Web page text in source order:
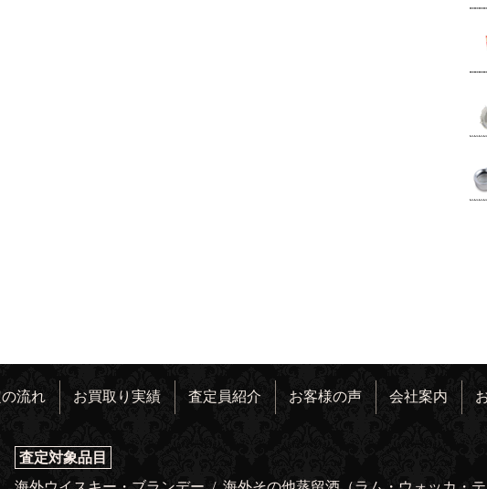
流れ お買取り実績 査定員紹介 お客様の声 会社案内
査定対象品目